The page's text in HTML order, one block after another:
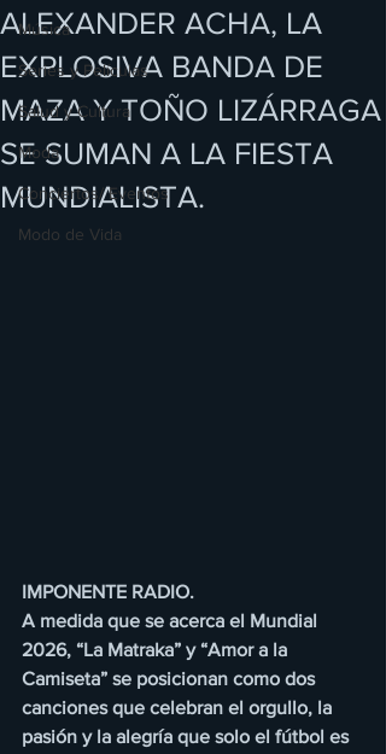
Música
Series y Películas
Salud y Cultura
Moda
Conciertos/ Eventos
Modo de Vida
ALEXANDER ACHA, LA
EXPLOSIVA BANDA DE
MAZA Y TOÑO LIZÁRRAGA
SE SUMAN A LA FIESTA
MUNDIALISTA.
IMPONENTE RADIO.
A medida que se acerca el Mundial
2026, “La Matraka” y “Amor a la
Camiseta” se posicionan como dos
canciones que celebran el orgullo, la
pasión y la alegría que solo el fútbol es